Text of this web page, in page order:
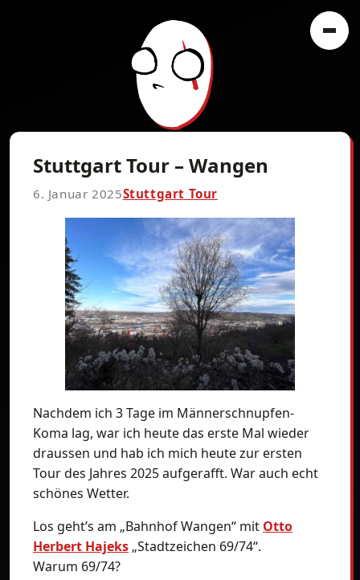
Stuttgart Tour – Wangen
6. Januar 2025Stuttgart Tour
Nachdem ich 3 Tage im Männerschnupfen-
Koma lag, war ich heute das erste Mal wieder
draussen und hab ich mich heute zur ersten
Tour des Jahres 2025 aufgerafft. War auch echt
schönes Wetter.
Los geht’s am „Bahnhof Wangen“ mit Otto
Herbert Hajeks „Stadtzeichen 69/74“.
Warum 69/74?